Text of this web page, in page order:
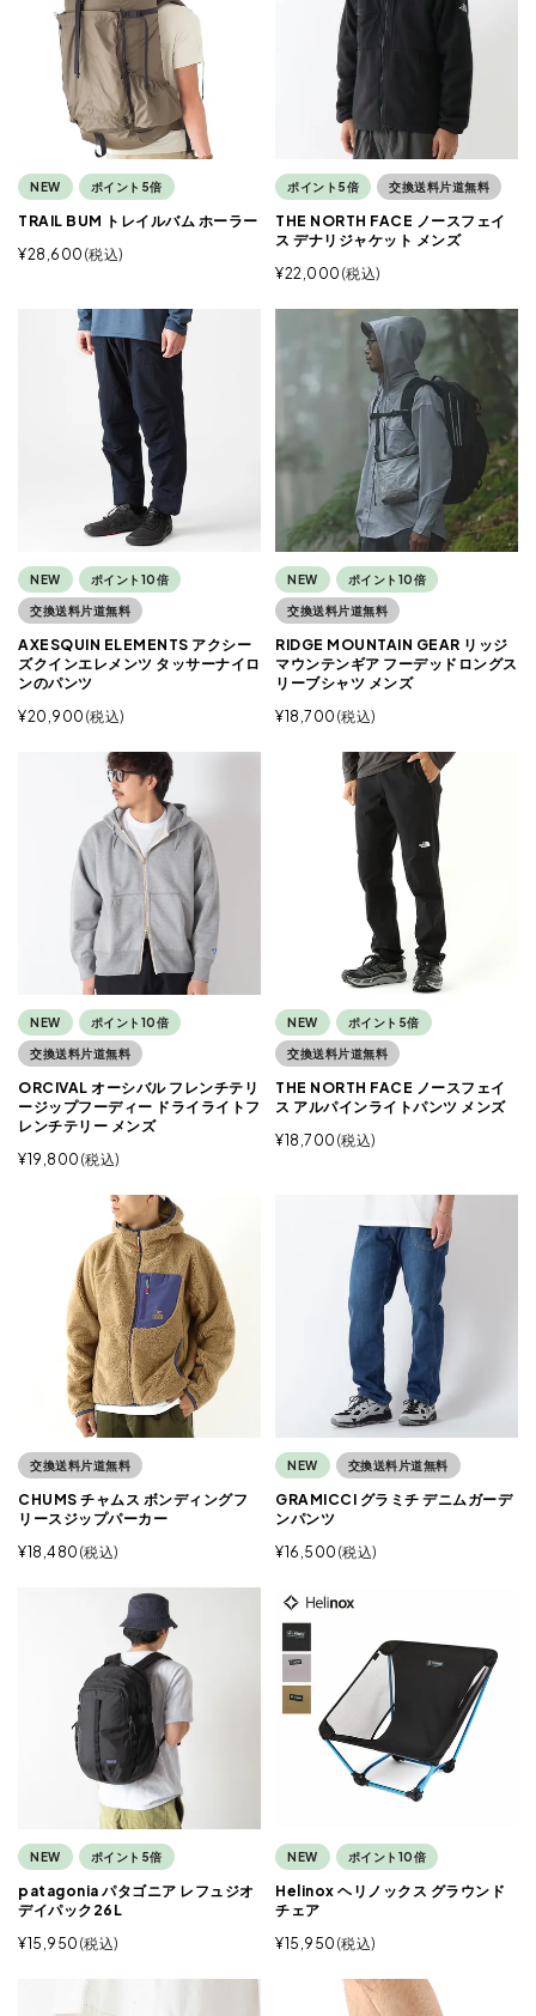
NEW ポイント5倍
TRAIL BUM トレイルバム ホーラー
¥28,600 税込
ポイント5倍 交換送料片道無料
THE NORTH FACE ノースフェイ
ス デナリジャケット メンズ
¥22,000 税込
NEW ポイント10倍
交換送料片道無料
AXESQUIN ELEMENTS アクシー
ズクインエレメンツ タッサーナイロ
ンのパンツ
¥20,900 税込
NEW ポイント10倍
交換送料片道無料
RIDGE MOUNTAIN GEAR リッジ
マウンテンギア フーデッドロングス
リーブシャツ メンズ
¥18,700 税込
NEW ポイント10倍
交換送料片道無料
ORCIVAL オーシバル フレンチテリ
ージップフーディー ドライライトフ
レンチテリー メンズ
¥19,800 税込
NEW ポイント5倍
交換送料片道無料
THE NORTH FACE ノースフェイ
ス アルパインライトパンツ メンズ
¥18,700 税込
交換送料片道無料
CHUMS チャムス ボンディングフ
リースジップパーカー
¥18,480 税込
NEW 交換送料片道無料
GRAMICCI グラミチ デニムガーデ
ンパンツ
¥16,500 税込
NEW ポイント5倍
patagonia パタゴニア レフュジオ
デイパック26L
¥15,950 税込
NEW ポイント10倍
Helinox ヘリノックス グラウンド
チェア
¥15,950 税込